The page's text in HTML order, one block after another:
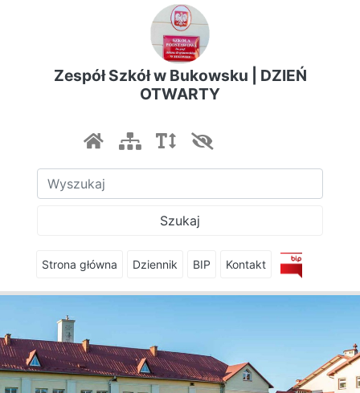
Zespół Szkół w Bukowsku | DZIEŃ
OTWARTY
Szukaj
Strona główna Dziennik BIP Kontakt